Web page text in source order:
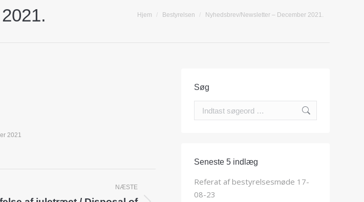
You are here:
Hjem Bestyrelsen Nyhedsbrev/Newsletter – December 2021.
2021
NÆSTE
Søg
Search:
Seneste 5 indlæg
Referat af bestyrelsesmøde 17-
08-23